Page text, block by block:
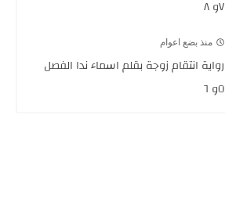
٧و ٨
منذ بضع اعوام
رواية انتقام زوجة بقلم اسماء ندا الفصل
٥و ٦